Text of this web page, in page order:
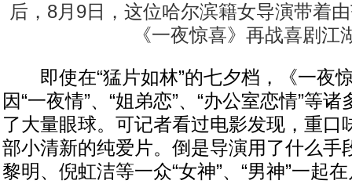
后，8月9日，这位哈尔滨籍女导演带着
《一夜惊喜》再战喜剧江
即使在“猛片如林”的七夕档，《一夜
因“一夜情”、“姐弟恋”、“办公室恋情”等
了大量眼球。可记者看过电影发现，重口
部小清新的纯爱片。倒是导演用了什么手
黎明、倪虹洁等一众“女神”、“男神”一起